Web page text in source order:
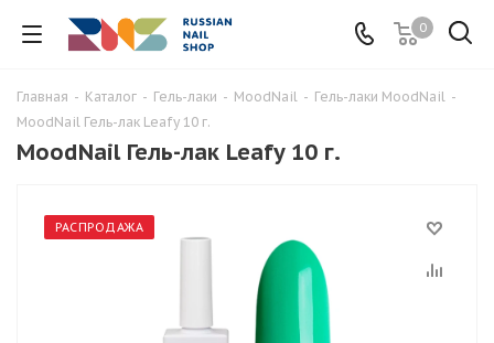
0
Главная - Каталог - Гель-лаки - MoodNail - Гель-лаки MoodNail -
MoodNail Гель-лак Leafy 10 г.
MoodNail Гель-лак Leafy 10 г.
РАСПРОДАЖА